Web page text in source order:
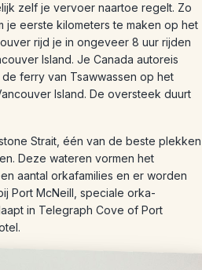
zelf je vervoer naartoe regelt. Zo
je eerste kilometers te maken op het
rijd je in ongeveer 8 uur rijden
Island. Je Canada autoreis
ferry van Tsawwassen op het
Island. De oversteek duurt
Strait, één van de beste plekken
Deze wateren vormen het
aantal orkafamilies en er worden
Port McNeill, speciale orka-
in Telegraph Cove of Port